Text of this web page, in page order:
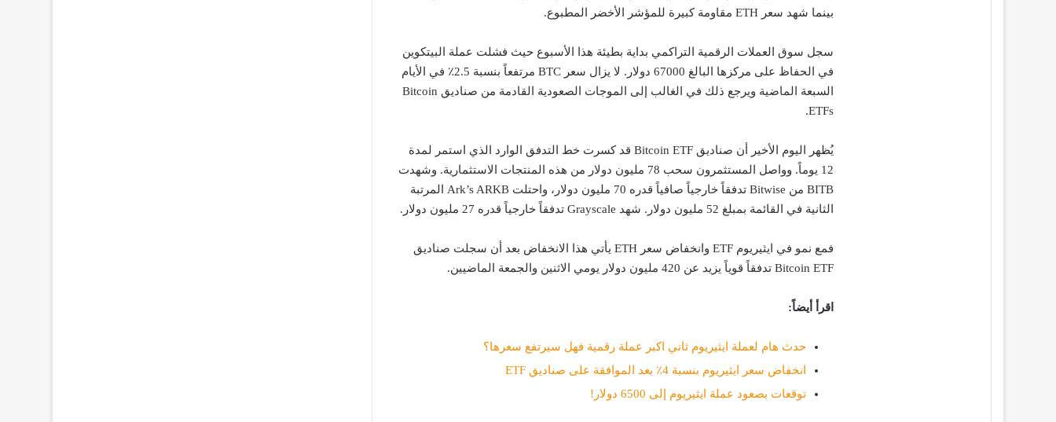
بينما شهد سعر ETH مقاومة كبيرة للمؤشر الأخضر المطبوع.
سجل سوق العملات الرقمية التراكمي بداية بطيئة هذا الأسبوع حيث فشلت عملة البيتكوين
في الحفاظ على مركزها البالغ 67000 دولار. لا يزال سعر BTC مرتفعاً بنسبة 2.5٪ في الأيام
السبعة الماضية ويرجع ذلك في الغالب إلى الموجات الصعودية القادمة من صناديق Bitcoin
ETFs.
يُظهر اليوم الأخير أن صناديق Bitcoin ETF قد كسرت خط التدفق الوارد الذي استمر لمدة
12 يوماً. وواصل المستثمرون سحب 78 مليون دولار من هذه المنتجات الاستثمارية. وشهدت
BITB من Bitwise تدفقاً خارجياً صافياً قدره 70 مليون دولار، واحتلت Ark’s ARKB المرتبة
الثانية في القائمة بمبلغ 52 مليون دولار. شهد Grayscale تدفقاً خارجياً قدره 27 مليون دولار.
فمع نمو في ايثيريوم ETF وانخفاض ​​سعر ETH يأتي هذا الانخفاض بعد أن سجلت صناديق
Bitcoin ETF تدفقاً قوياً يزيد عن 420 مليون دولار يومي الاثنين والجمعة الماضيين.
اقرأ أيضاً:
حدث هام لعملة ايثيريوم ثاني اكبر عملة رقمية فهل سيرتفع سعرها؟
انخفاض سعر ايثيريوم بنسبة 4٪ بعد الموافقة على صناديق ETF
توقعات بصعود عملة ايثيريوم إلى 6500 دولار!